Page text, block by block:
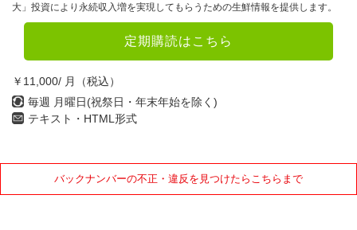
大」投資により永続収入増を実現してもらうための生鮮情報を提供します。
定期購読はこちら
￥11,000/ 月（税込）
毎週 月曜日(祝祭日・年末年始を除く)
テキスト・HTML形式
バックナンバーの不正・違反を見つけたらこちらまで